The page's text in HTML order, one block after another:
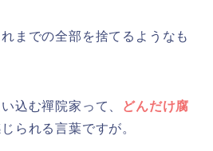
までの全部を捨てるようなも
込む禪院家って、
どんだけ腐
られる言葉ですが。